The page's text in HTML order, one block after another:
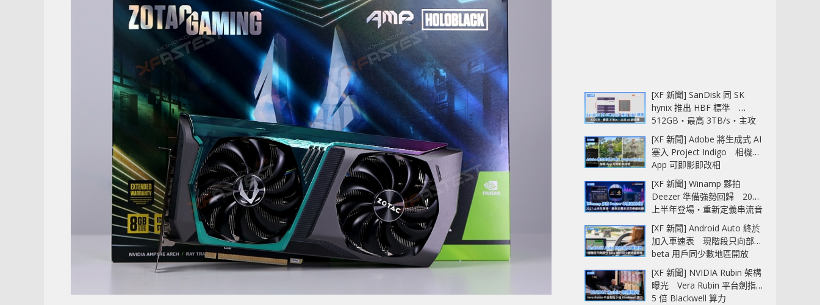
[XF 新聞] SanDisk 同 SK
hynix 推出 HBF 標準
512GB‧最高 3TB/s‧主攻
AI 記憶體
[XF 新聞] Adobe 將生成式 AI
塞入 Project Indigo 相機
App 可即影即改相
[XF 新聞] Winamp 夥拍
Deezer 準備強勢回歸 2027
上半年登場‧重新定義串流音
樂播放器
[XF 新聞] Android Auto 終於
加入車速表 現階段只向部分
beta 用戶同少數地區開放
[XF 新聞] NVIDIA Rubin 架構
曝光 Vera Rubin 平台劍指
5 倍 Blackwell 算力